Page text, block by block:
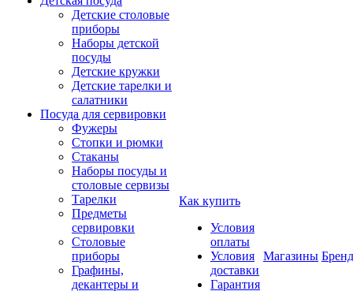
Детские столовые
приборы
Наборы детской
посуды
Детские кружки
Детские тарелки и
салатники
Посуда для сервировки
Фужеры
Стопки и рюмки
Стаканы
Наборы посуды и
столовые сервизы
Тарелки
Предметы
сервировки
Столовые
приборы
Графины,
декантеры и
Как купить
Условия
оплаты
Условия
доставки
Гарантия
Магазины